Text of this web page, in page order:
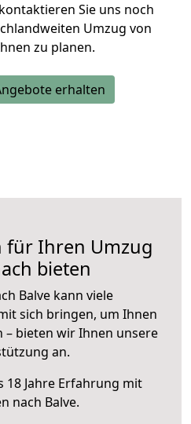
Sie uns noch
Umzug von
zu planen.
erhalten
für Ihren Umzug
bieten
Balve kann viele
sich bringen, um Ihnen
– bieten wir Ihnen unsere
an.
18 Jahre Erfahrung mit
nach Balve.